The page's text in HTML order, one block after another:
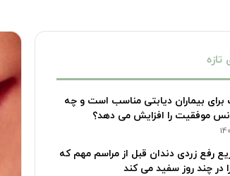
برای بیماران دیابتی مناسب است و چه
موفقیت را افزایش می دهد؟
رفع زردی دندان قبل از مراسم مهم که
در چند روز سفید می کند